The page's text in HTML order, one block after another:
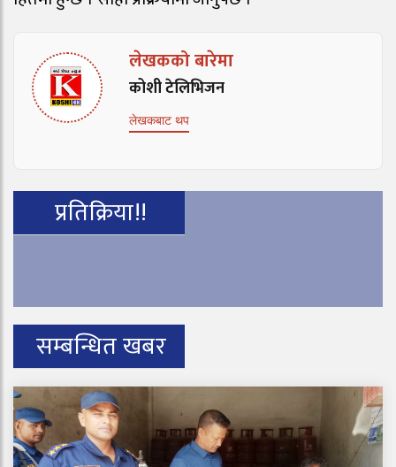
लेखकको बारेमा
कोशी टेलिभिजन
लेखकबाट थप
प्रतिक्रिया!!
सम्बन्धित खबर